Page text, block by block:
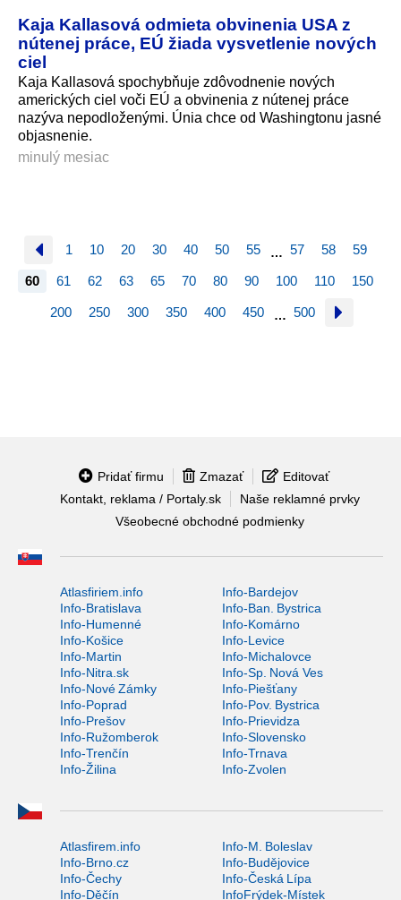
Kaja Kallasová odmieta obvinenia USA z
nútenej práce, EÚ žiada vysvetlenie nových
ciel
Kaja Kallasová spochybňuje zdôvodnenie nových
amerických ciel voči EÚ a obvinenia z nútenej práce
nazýva nepodloženými. Únia chce od Washingtonu jasné
objasnenie.
minulý mesiac
1 10 20 30 40 50 55 … 57 58 59
60 61 62 63 65 70 80 90 100 110 150
200 250 300 350 400 450 … 500
Pridať firmu Zmazať
Editovať
Kontakt, reklama / Portaly.sk
Naše reklamné prvky
Všeobecné obchodné podmienky
Atlasfiriem.info
Info-Bardejov
Info-Bratislava
Info-Ban. Bystrica
Info-Humenné
Info-Komárno
Info-Košice
Info-Levice
Info-Martin
Info-Michalovce
Info-Nitra.sk
Info-Sp. Nová Ves
Info-Nové Zámky
Info-Piešťany
Info-Poprad
Info-Pov. Bystrica
Info-Prešov
Info-Prievidza
Info-Ružomberok
Info-Slovensko
Info-Trenčín
Info-Trnava
Info-Žilina
Info-Zvolen
Atlasfirem.info
Info-M. Boleslav
Info-Brno.cz
Info-Budějovice
Info-Čechy
Info-Česká Lípa
Info-Děčín
InfoFrýdek-Místek